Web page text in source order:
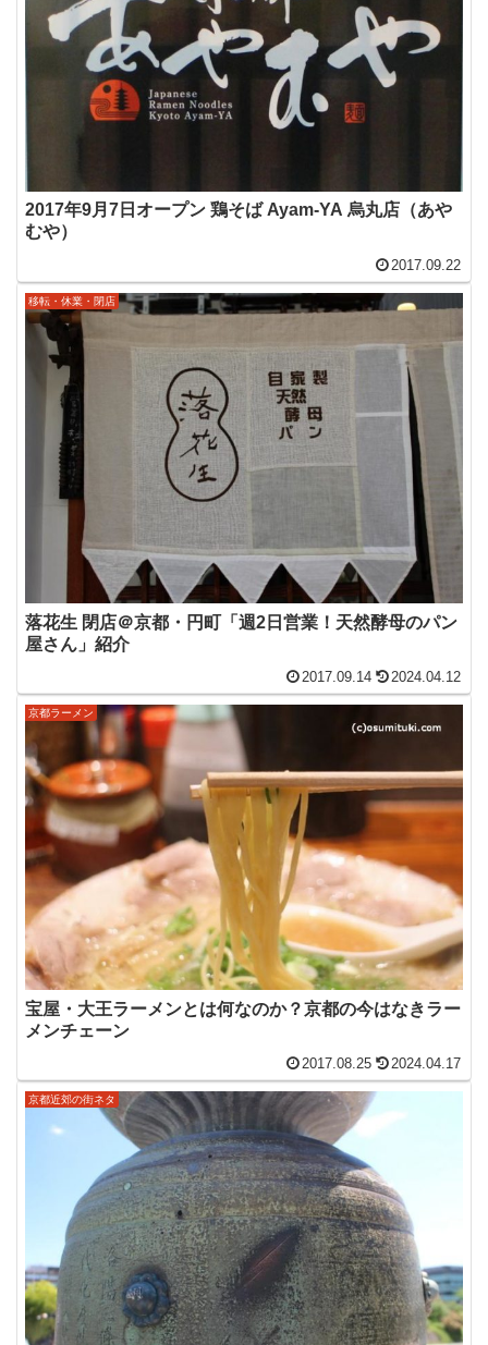
2017年9月7日オープン 鶏そば Ayam-YA 烏丸店（あや
むや）
2017.09.22
移転・休業・閉店
落花生 閉店＠京都・円町「週2日営業！天然酵母のパン
屋さん」紹介
2017.09.14 2024.04.12
京都ラーメン
宝屋・大王ラーメンとは何なのか？京都の今はなきラー
メンチェーン
2017.08.25 2024.04.17
京都近郊の街ネタ